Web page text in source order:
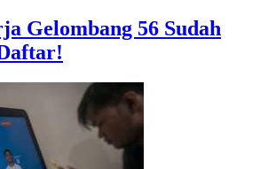
Gelombang 56 Sudah